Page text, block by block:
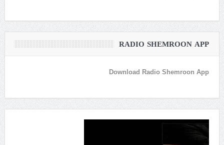
RADIO SHEMROON APP
Download Radio Shemroon App